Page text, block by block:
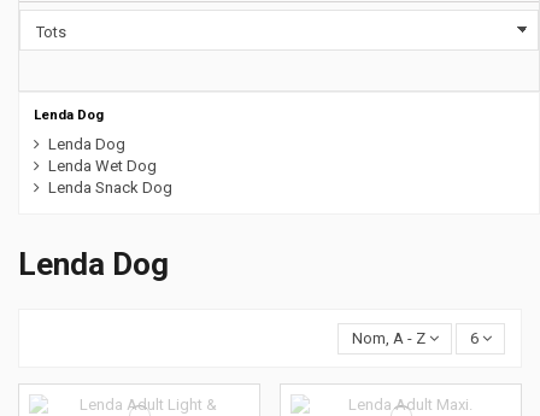
Lenda Dog
Nom, A - Z 6
Lenda Dog
Lenda Dog
Lenda Wet Dog
Lenda Snack Dog